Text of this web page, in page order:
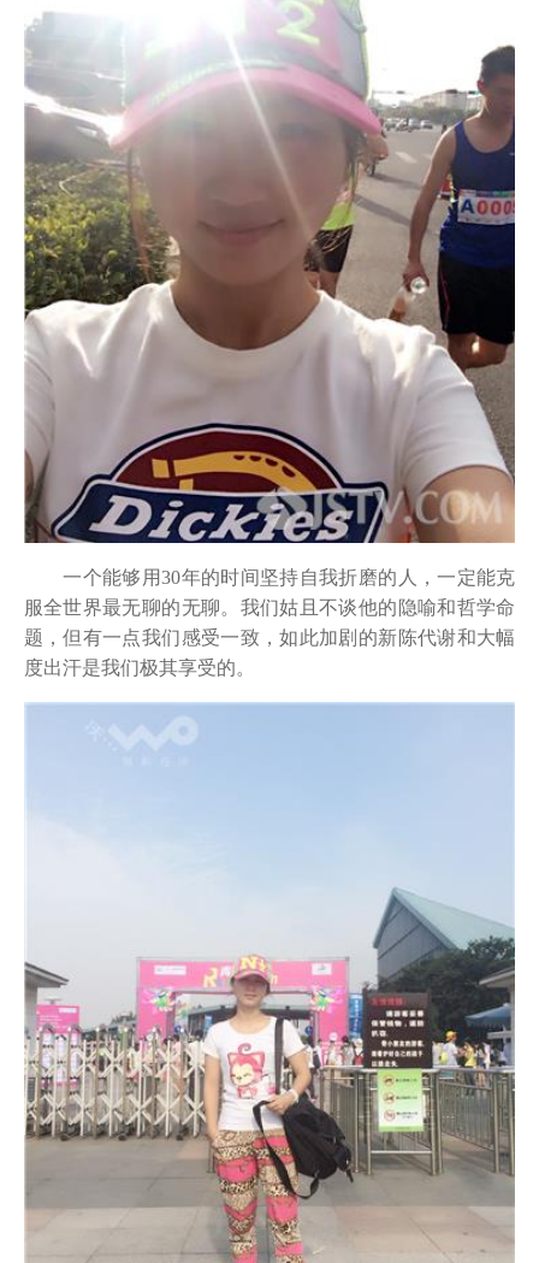
一个能够用30年的时间坚持自我折磨的人，一定能克
服全世界最无聊的无聊。我们姑且不谈他的隐喻和哲学命
题，但有一点我们感受一致，如此加剧的新陈代谢和大幅
度出汗是我们极其享受的。